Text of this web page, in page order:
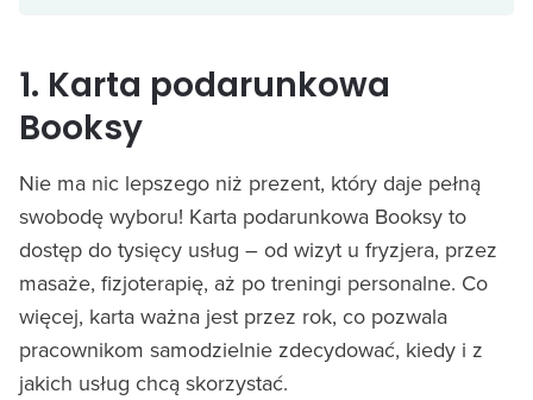
1. Karta podarunkowa
Booksy
Nie ma nic lepszego niż prezent, który daje pełną
swobodę wyboru! Karta podarunkowa Booksy to
dostęp do tysięcy usług – od wizyt u fryzjera, przez
masaże, fizjoterapię, aż po treningi personalne. Co
więcej, karta ważna jest przez rok, co pozwala
pracownikom samodzielnie zdecydować, kiedy i z
jakich usług chcą skorzystać.